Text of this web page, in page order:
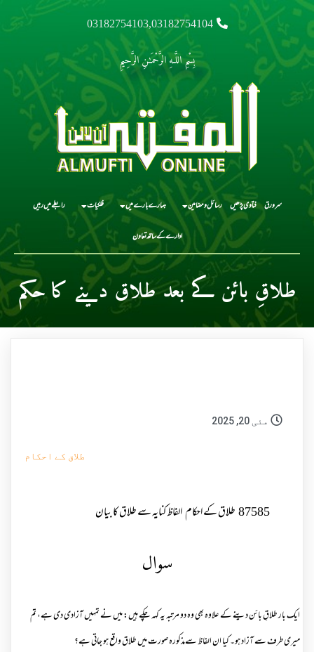
03182754103,03182754104
بِسْمِ اللَّـهِ الرَّحْمَـٰنِ الرَّحِيمِ
سرورق فتاوی پڑھیں رسائل و مضامین ہمارے بارے میں فلکیات رابطے میں رہیں
ادارے کے ساتھ تعاون
طلاقِ بائن کے بعد طلاق دینے کا حکم
مئی 20, 2025
طلاق کے احکام
87585طلاق کے احکامالفاظ کنایہ سے طلاق کا بیان
سوال
ایک بار طلاقِ بائن دینے کے علاوہ بھی وہ دو مرتبہ یہ کہہ چکے ہیں: میں نے تمہیں آزادی دی ہے، تم
میری طرف سے آزاد ہو۔ کیا ان الفاظ سےمذکورہ صورت میں طلاق واقع ہو جاتی ہے؟